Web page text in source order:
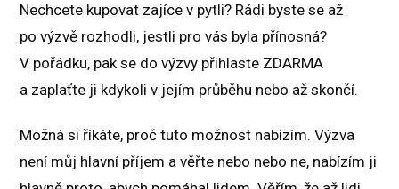
Nechcete kupovat zajíce v pytli? Rádi byste se až
po výzvě rozhodli, jestli pro vás byla přínosná?
V pořádku, pak se do výzvy přihlaste ZDARMA
a zaplaťte ji kdykoli v jejím průběhu nebo až skončí.
Možná si říkáte, proč tuto možnost nabízím. Výzva
není můj hlavní příjem a věřte nebo nebo ne, nabízím ji